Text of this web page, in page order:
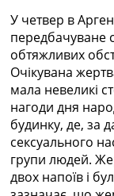
RU
UA
Categories
Головна
У четвер в
передбачуване
обтяжливих
Очікувана
мала невеликі
нагоди дня
будинку, де, за
сексуального
групи людей.
двох напоїв і